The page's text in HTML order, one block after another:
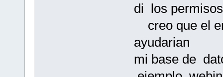
di los
creo que el
ayudarian
mi base de